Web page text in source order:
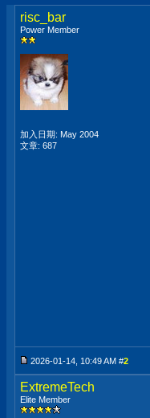
risc_bar
Power Member
加入日期: May 2004
文章: 687
2026-01-14, 10:49 AM #2
ExtremeTech
Elite Member